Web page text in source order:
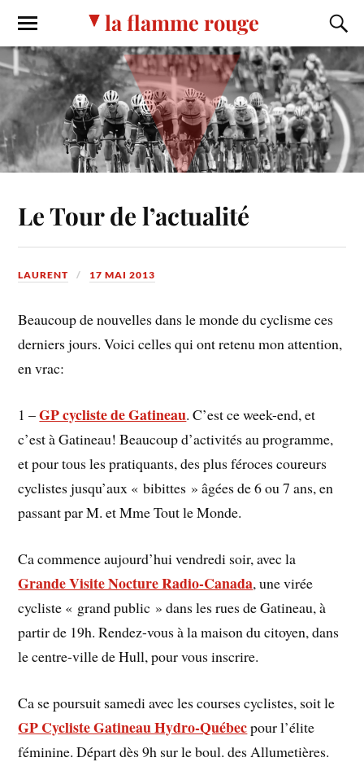
la flamme rouge
Le Tour de l’actualité
LAURENT 17 MAI 2013
Beaucoup de nouvelles dans le monde du cyclisme ces
derniers jours. Voici celles qui ont retenu mon attention,
en vrac:
1 –GP cycliste de Gatineau. C’est ce week-end, et
c’est à Gatineau! Beaucoup d’activités au programme,
et pour tous les pratiquants, des plus féroces coureurs
cyclistes jusqu’aux « bibittes » âgées de 6 ou 7 ans, en
passant par M. et Mme Tout le Monde.
Ca commence aujourd’hui vendredi soir, avec la
Grande Visite Nocture Radio-Canada, une virée
cycliste « grand public » dans les rues de Gatineau, à
partir de 19h. Rendez-vous à la maison du citoyen, dans
le centre-ville de Hull, pour vous inscrire.
Ca se poursuit samedi avec les courses cyclistes, soit le
GP Cycliste Gatineau Hydro-Québecpour l’élite
féminine. Départ dès 9h sur le boul. des Allumetières.